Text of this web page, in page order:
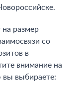
размер
со
в
внимание на
вы выбираете: